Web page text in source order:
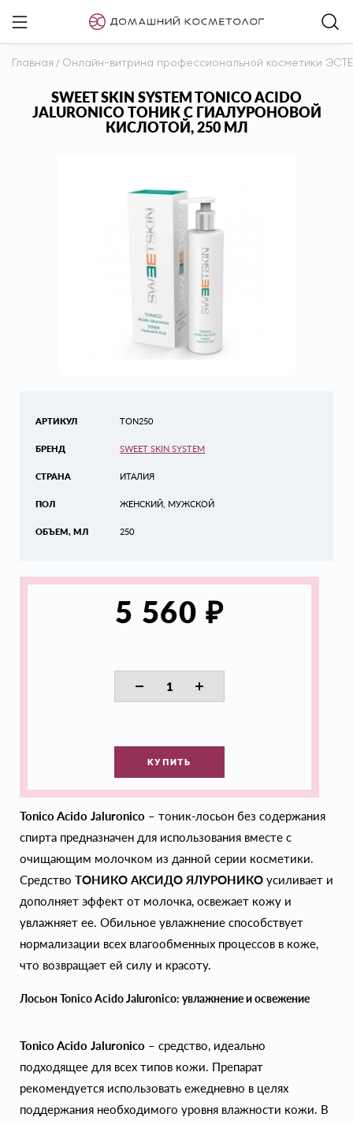
Главная / Онлайн-витрина профессиональной косметики
SWEET SKIN SYSTEM TONICO ACIDO
JALURONICO ТОНИК С ГИАЛУРОНОВОЙ
КИСЛОТОЙ, 250 МЛ
АРТИКУЛ
БРЕНД
СТРАНА
ПОЛ
ОБЪЕМ, МЛ
TON250
SWEET SKIN SYSTEM
ИТАЛИЯ
ЖЕНСКИЙ, МУЖСКОЙ
250
5 560 ₽
КУПИТЬ
Tonico Acido Jaluronico – тоник-лосьон без содержания
спирта предназначен для использования вместе с
очищающим молочком из данной серии косметики.
Средство ТОНИКО АКСИДО ЯЛУРОНИКО усиливает и
дополняет эффект от молочка, освежает кожу и
увлажняет ее. Обильное увлажнение способствует
нормализации всех влагообменных процессов в коже,
что возвращает ей силу и красоту.
Лосьон Tonico Acido Jaluronico: увлажнение и освежение
Tonico Acido Jaluronico – средство, идеально
подходящее для всех типов кожи. Препарат
рекомендуется использовать ежедневно в целях
поддержания необходимого уровня влажности кожи. В